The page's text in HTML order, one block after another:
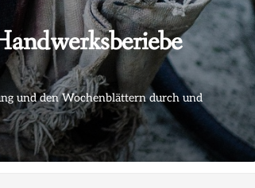
und den Wochenblättern durch und